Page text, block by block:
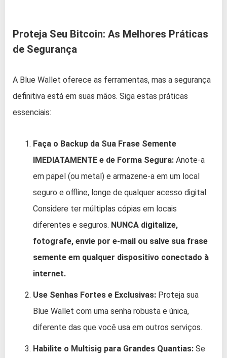
Proteja Seu Bitcoin: As Melhores Práticas
de Segurança
A Blue Wallet oferece as ferramentas, mas a segurança
definitiva está em suas mãos. Siga estas práticas
essenciais:
Faça o Backup da Sua Frase Semente
IMEDIATAMENTE e de Forma Segura: Anote-a
em papel (ou metal) e armazene-a em um local
seguro e offline, longe de qualquer acesso digital.
Considere ter múltiplas cópias em locais
diferentes e seguros. NUNCA digitalize,
fotografe, envie por e-mail ou salve sua frase
semente em qualquer dispositivo conectado à
internet.
Use Senhas Fortes e Exclusivas: Proteja sua
Blue Wallet com uma senha robusta e única,
diferente das que você usa em outros serviços.
Habilite o Multisig para Grandes Quantias: Se